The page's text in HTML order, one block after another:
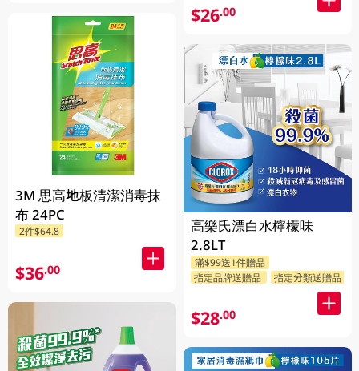
3M 思高地板清潔消毒抹
布 24PC
2件$64.8
$36.00
$26.00
高樂氏漂白水檸檬味
2.8LT
滿$99送1件贈品
指定品牌送贈品
指定分類送贈品
$28.00